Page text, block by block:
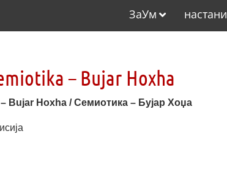
ЗаУм настани
– Bujar Hoxha
Bujar Hoxha / Семиотика – Бујар Хоџа